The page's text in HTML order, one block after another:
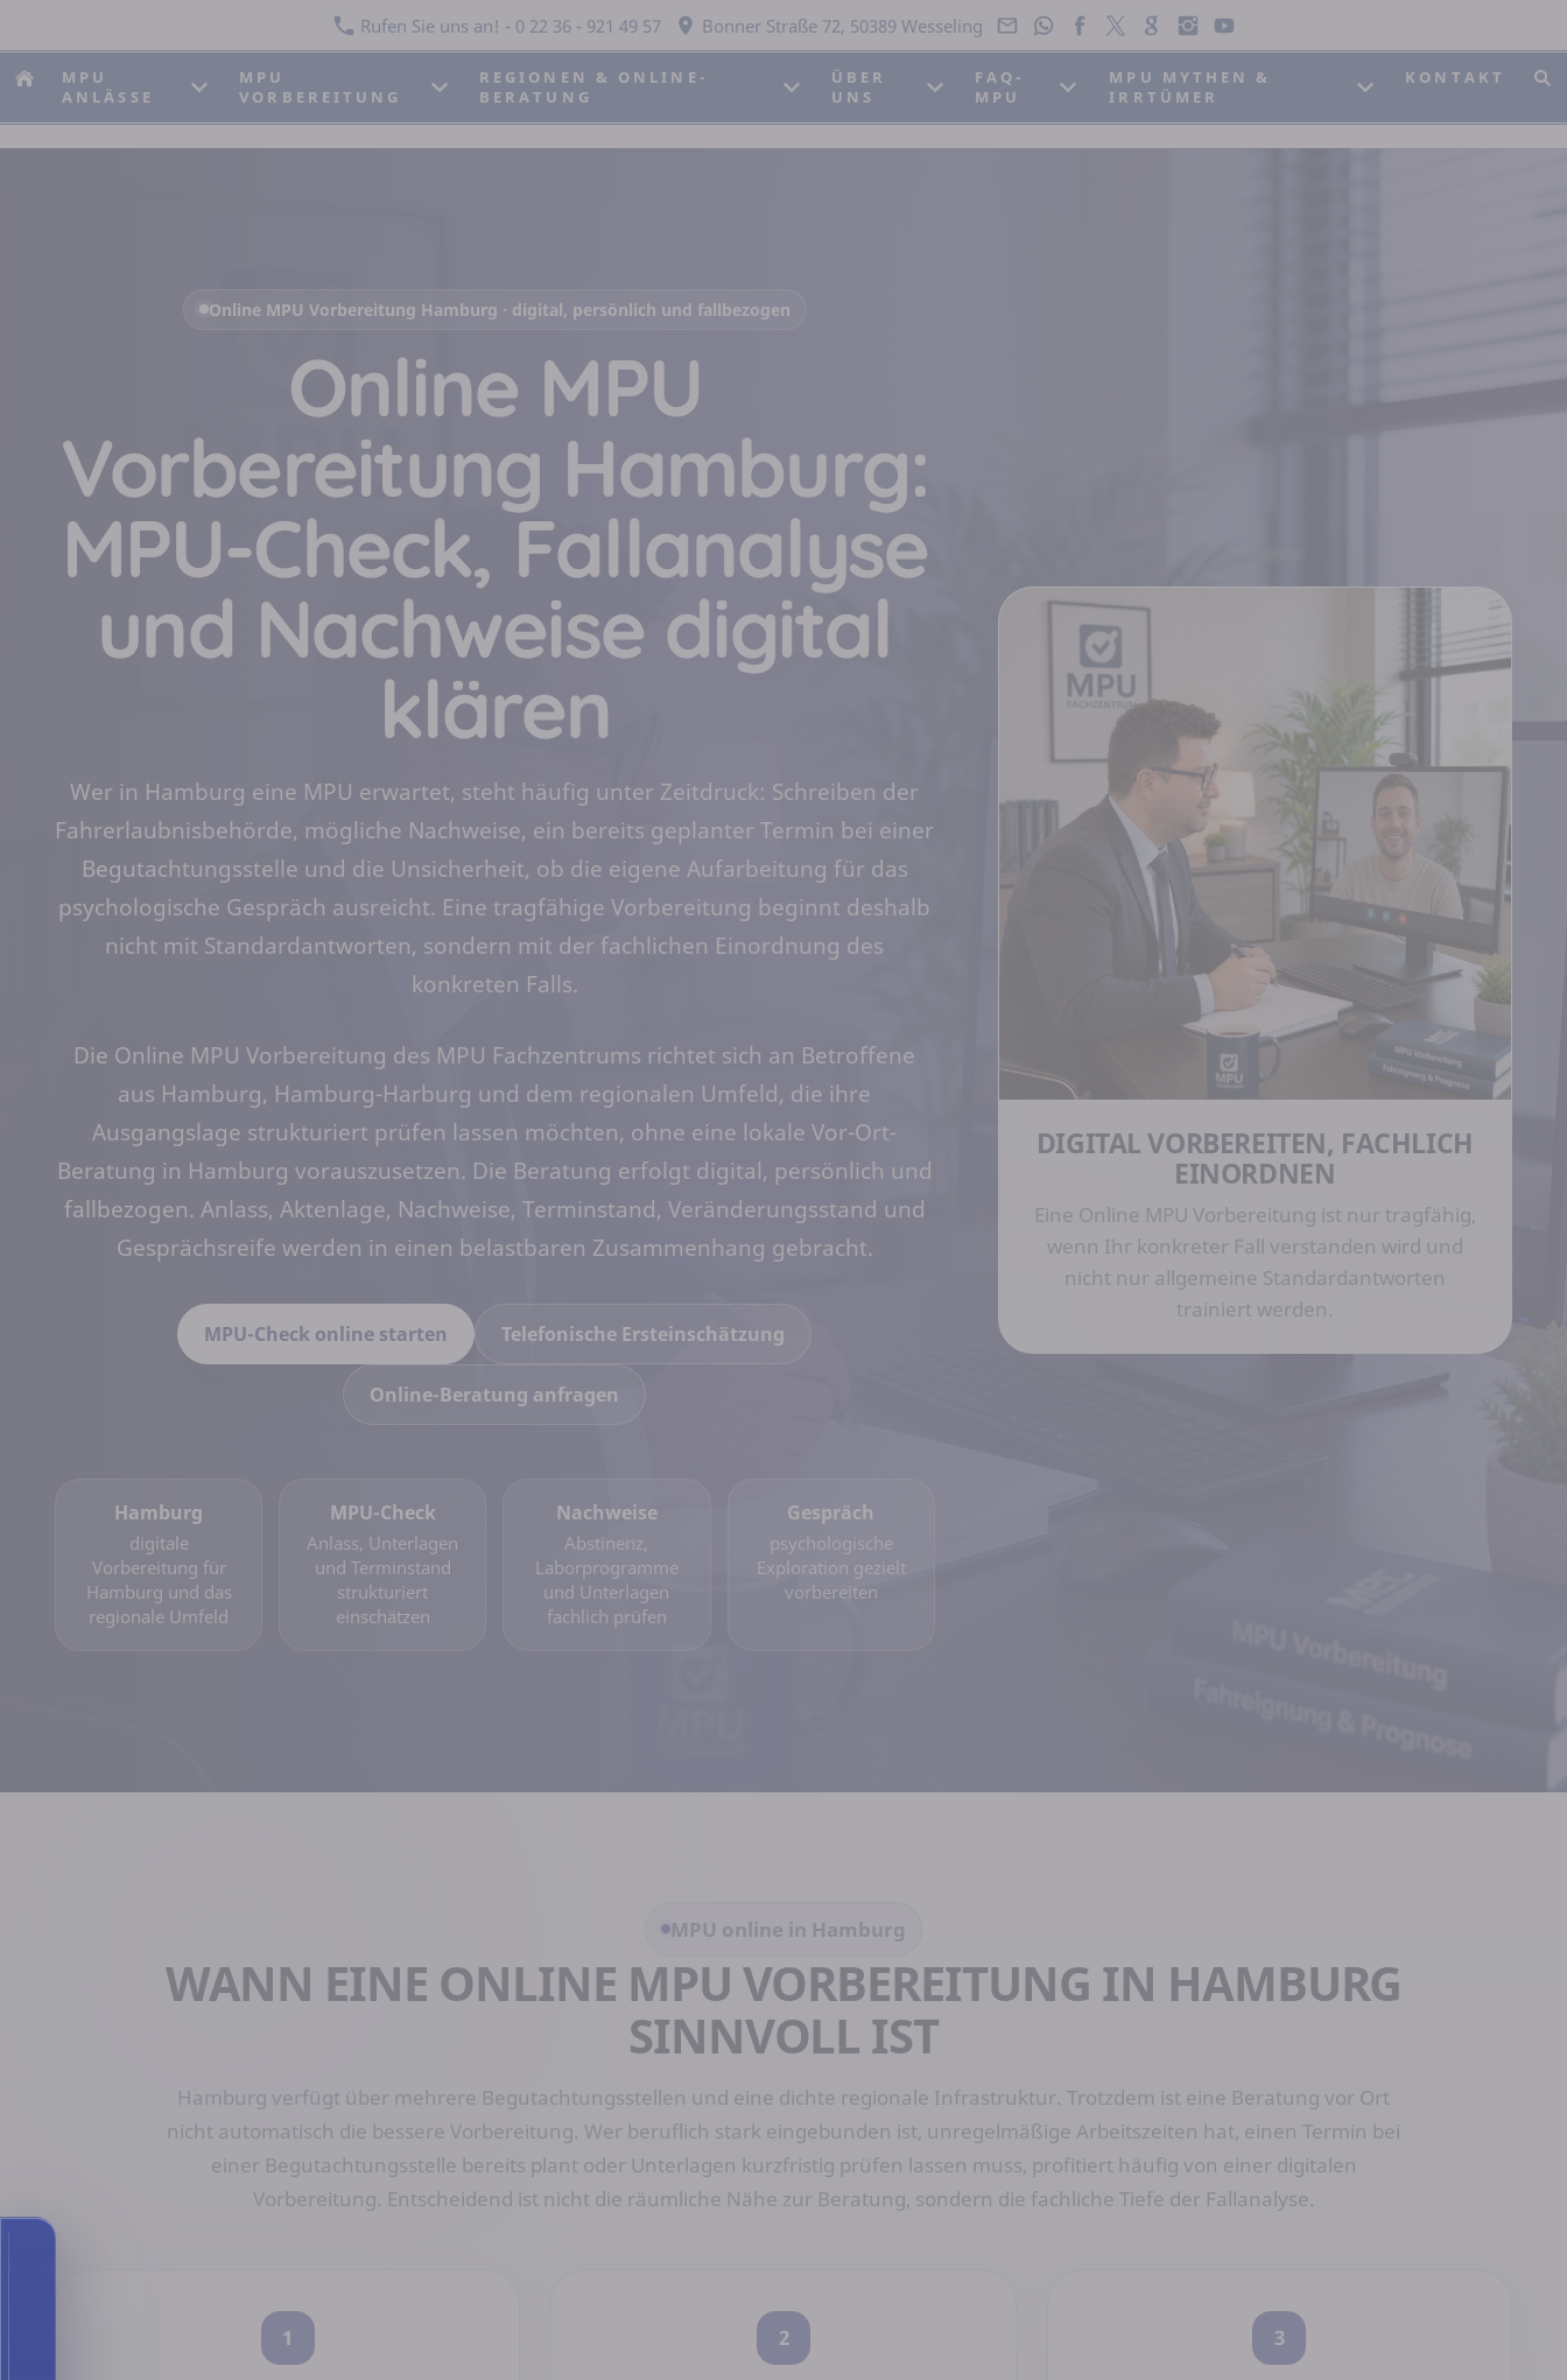
Rufen Sie uns an! - 0 22 36 - 921 49 57 Bonner Straße 72, 50389 Wesseling
MPU
ANLÄSSE
MPU
VORBEREITUNG
REGIONEN & ONLINE-
BERATUNG
ÜBER
UNS
FAQ-
MPU
MPU MYTHEN &
IRRTÜMER
KONTAKT
Online MPU Vorbereitung Hamburg · digital, persönlich und fallbezogen
Online MPU
Vorbereitung Hamburg:
MPU-Check, Fallanalyse
und Nachweise digital
klären
Wer in Hamburg eine MPU erwartet, steht häufig unter Zeitdruck: Schreiben der
Fahrerlaubnisbehörde, mögliche Nachweise, ein bereits geplanter Termin bei einer
Begutachtungsstelle und die Unsicherheit, ob die eigene Aufarbeitung für das
psychologische Gespräch ausreicht. Eine tragfähige Vorbereitung beginnt deshalb
nicht mit Standardantworten, sondern mit der fachlichen Einordnung des
konkreten Falls.
Die Online MPU Vorbereitung des MPU Fachzentrums richtet sich an Betroffene
aus Hamburg, Hamburg-Harburg und dem regionalen Umfeld, die ihre
Ausgangslage strukturiert prüfen lassen möchten, ohne eine lokale Vor-Ort-
Beratung in Hamburg vorauszusetzen. Die Beratung erfolgt digital, persönlich und
fallbezogen. Anlass, Aktenlage, Nachweise, Terminstand, Veränderungsstand und
Gesprächsreife werden in einen belastbaren Zusammenhang gebracht.
MPU-Check online starten Telefonische Ersteinschätzung
Online-Beratung anfragen
Hamburg
digitale
Vorbereitung für
Hamburg und das
regionale Umfeld
MPU-Check
Anlass, Unterlagen
und Terminstand
strukturiert
einschätzen
Nachweise
Abstinenz,
Laborprogramme
und Unterlagen
fachlich prüfen
Gespräch
psychologische
Exploration gezielt
vorbereiten
DIGITAL VORBEREITEN, FACHLICH
EINORDNEN
Eine Online MPU Vorbereitung ist nur tragfähig,
wenn Ihr konkreter Fall verstanden wird und
nicht nur allgemeine Standardantworten
trainiert werden.
MPU online in Hamburg
WANN EINE ONLINE MPU VORBEREITUNG IN HAMBURG
SINNVOLL IST
Hamburg verfügt über mehrere Begutachtungsstellen und eine dichte regionale Infrastruktur. Trotzdem ist eine Beratung vor Ort
nicht automatisch die bessere Vorbereitung. Wer beruflich stark eingebunden ist, unregelmäßige Arbeitszeiten hat, einen Termin bei
einer Begutachtungsstelle bereits plant oder Unterlagen kurzfristig prüfen lassen muss, profitiert häufig von einer digitalen
Vorbereitung. Entscheidend ist nicht die räumliche Nähe zur Beratung, sondern die fachliche Tiefe der Fallanalyse.
1 2 3